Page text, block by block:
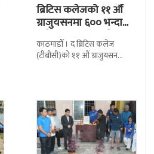
ब्रिटिस कलेजको ११ औँ
ग्राजुयसनमा ६०० भन्दा
बढी ग्राजुयट सम्मानित
काठमाडौँ । द ब्रिटिस कलेज
(टीबीसी)को ११ औं ग्राजुयसन